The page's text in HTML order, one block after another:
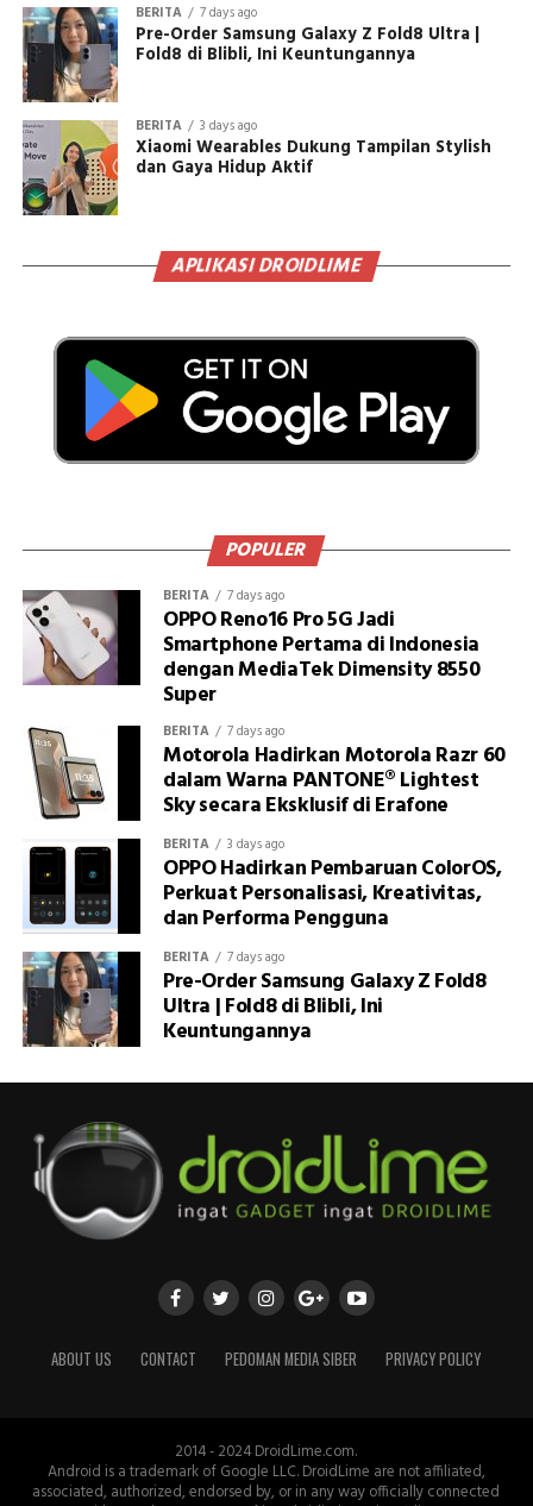
BERITA 7 days ago
Pre-Order Samsung Galaxy Z Fold8 Ultra |
Fold8 di Blibli, Ini Keuntungannya
BERITA 3 days ago
Xiaomi Wearables Dukung Tampilan Stylish
dan Gaya Hidup Aktif
APLIKASI DROIDLIME
POPULER
BERITA 7 days ago
OPPO Reno16 Pro 5G Jadi
Smartphone Pertama di Indonesia
dengan MediaTek Dimensity 8550
Super
BERITA 7 days ago
Motorola Hadirkan Motorola Razr 60
dalam Warna PANTONE® Lightest
Sky secara Eksklusif di Erafone
BERITA 3 days ago
OPPO Hadirkan Pembaruan ColorOS,
Perkuat Personalisasi, Kreativitas,
dan Performa Pengguna
BERITA 7 days ago
Pre-Order Samsung Galaxy Z Fold8
Ultra | Fold8 di Blibli, Ini
Keuntungannya
ABOUT US CONTACT PEDOMAN MEDIA SIBER PRIVACY POLICY
2014 - 2024 DroidLime.com.
Android is a trademark of Google LLC. DroidLime are not affiliated,
associated, authorized, endorsed by, or in any way officially connected